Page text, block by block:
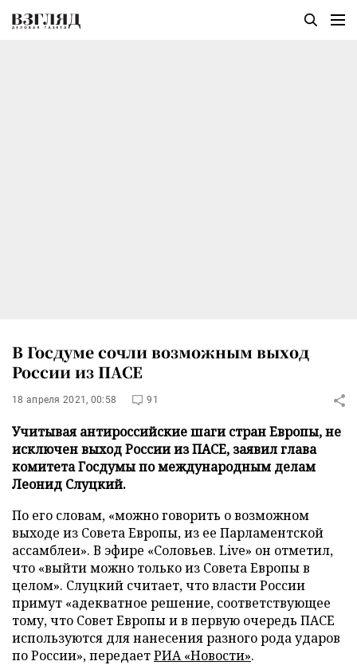
В Госдуме сочли возможным выход
России из ПАСЕ
18 апреля 2021, 00:58 91
Учитывая антироссийские шаги стран Европы, не
исключен выход России из ПАСЕ, заявил глава
комитета Госдумы по международным делам
Леонид Слуцкий.
По его словам, «можно говорить о возможном
выходе из Совета Европы, из ее Парламентской
ассамблеи». В эфире «Соловьев. Live» он отметил,
что «выйти можно только из Совета Европы в
целом». Слуцкий считает, что власти России
примут «адекватное решение, соответствующее
тому, что Совет Европы и в первую очередь ПАСЕ
используются для нанесения разного рода ударов
по России», передаетРИА «Новости».